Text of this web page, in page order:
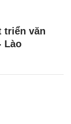
triển văn
Lào